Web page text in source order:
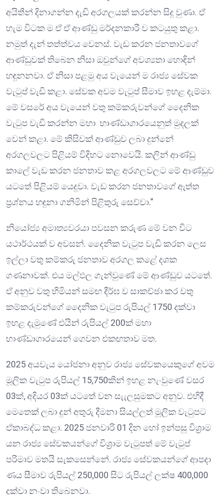
අයිතීන් දිනාගන්න දැඩි අරගලයක් කරන්න සිදු වුණා. ඒ
හැම විටක ම ඒ ඒ ආණ්ඩු මර්දනකාරී ව කටයුතු කළා.
නමුත් දැන් තත්ත්වය වෙනස්. වැඩ කරන ජනතාවගේ
ආණ්ඩුවක් තිබෙන නිසා ඔවුන්ගේ අවශ්‍යතා හොඳින්
හඳුනනවා. ඒ නිසා පළමු අය වැයෙන් ම රාජ්‍ය සේවක
වැටුප් වැඩි කළා. සේවක අවම වැටුප් සීමාව ඉහළ දැම්මා.
මේ වසරේ අය වැයෙන් වතු කම්කරුවන්ගේ දෛනික
වැටුප වැඩි කරන්න මහා භාණ්ඩාගාරයෙනුත් මුදලක්
වෙන් කළා. මේ කිසිවක් ආණ්ඩුව ලබා දුන්නේ
අරගලවලට පිළියම් විදිහට නොවෙයි. කලින් ආණ්ඩු
කාලේ වැඩ කරන ජනතාව කළ අරගලවලට මේ ආණ්ඩුව
යටතේ පිළියම් යෙදුවා. වැඩ කරන ජනතාවගේ ඇත්ත
ප්‍රශ්නය හඳුනා ගනිමින් පිළිතුරු සෙව්වා.”
නියෝජ්‍ය අමාත්‍යවරයා පවසන කරුණ මේ වන විට
යථාර්ථයක් ව අවසන්. දෛනික වැටුප වැඩි කරන ලෙස
ඉල්ලා වතු කම්කරු ජනතාව අරගල කළේ දශක
ගණනාවක්. එය මල්ඵල ගැන්වුණේ මේ ආණ්ඩුව යටතේ.
ඒ අනුව වතු හිමියන් සමඟ දීර්ඝ ව සාකච්ඡා කර වතු
කම්කරුවන්ගේ දෛනික වැටුප රුපියල් 1750 දක්වා
ඉහළ දැමුණේ එයින් රුපියල් 200ක් මහා
භාණ්ඩාගාරයෙන් ගෙවන එකඟතාව මත.
2025 අයවැය යෝජනා අනුව රාජ්‍ය සේවකයෙකුගේ අවම
මූලික වැටුප රුපියල් 15,750කින් ඉහළ නැංවුණේ වසර
03ක්, අදියර 03ක් යටතේ වන සැැලසුමකට අනුව. එහිදී
මෙතෙක් ලබා දුන් අතුරු දීමනා සියල්ලත් මූලික වැටුපට
ඒකාබද්ධ කළා. 2025 ජනවාරි 01 දින හෝ ඉන්පසු විශ්‍රාම
යන රාජ්‍ය සේවකයන්ගේ විශ්‍රාම වැටුපත් මේ වැටුප්
පරිමාව මතයි සැකසෙන්නේ. රාජ්‍ය සේවකයන්ගේ ආපදා
ණය සීමාව රුපියල් 250,000 සිට රුපියල් ලක්ෂ 400,000
දක්වා නංවා තිබෙනවා.